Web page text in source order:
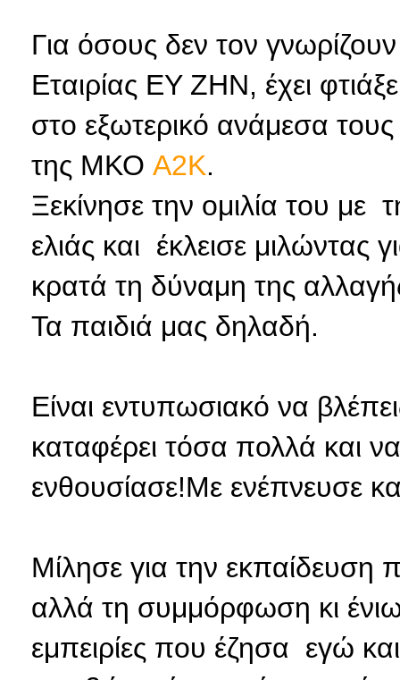
Για όσους δεν τον
Εταιρίας ΕΥ ΖΗΝ, έχει
στο εξωτερικό ανάμεσα
της ΜΚΟ A2K.
Ξεκίνησε την ομιλία του με
ελιάς και έκλεισε μιλώντας
κρατά τη δύναμη της
Τα παιδιά μας δηλαδή.
Είναι εντυπωσιακό να
καταφέρει τόσα πολλά και
ενθουσίασε!Με ενέπνευσε
Μίλησε για την
αλλά τη συμμόρφωση κι
εμπειρίες που έζησα εγώ